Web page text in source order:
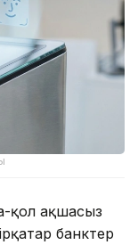
қол ақшасыз
банктер